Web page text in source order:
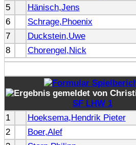
5
Hänisch,Jens
6
Schrage,Phoenix
7
Duckstein,Uwe
8
Chorengel,Nick
SF LHW 1
1 Hoeksema,Hendrik Pieter
2
Boer,Alef